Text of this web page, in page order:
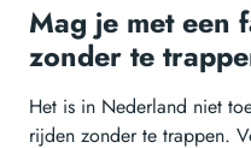
Mag je met een
zonder te
Het is in Nederland niet
rijden zonder te trappen.